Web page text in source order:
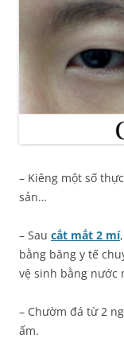
– Kiêng một số
sản…
– Sau cắt mắt 2 mí
bằng băng y tế
vệ sinh bằng nước
– Chườm đá từ 2
ấm.